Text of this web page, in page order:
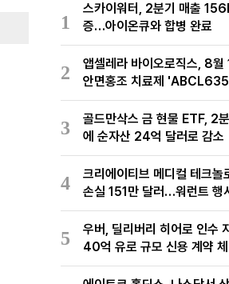
1
스카이워터, 2분기 매출
증…아이온큐와 합병 완료
2
앱셀레라 바이오로직스, 8월
안면홍조 치료제
과 발표
3
골드만삭스 금 현물 ETF, 2
에 순자산 24억 달러로 감소
4
크리에이티브 메디컬 테크놀
손실 151만 달러…워런트
달러 조달
5
우버, 딜리버리 히어로 인수
40억 유로 규모 신용 계약